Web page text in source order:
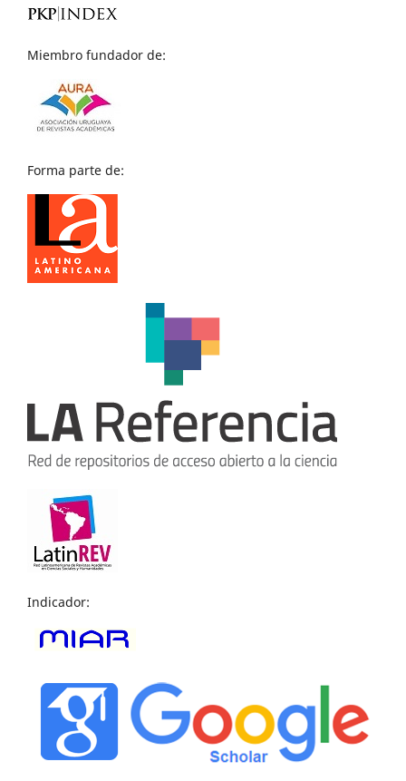
Miembro fundador de:
Forma parte de:
Indicador: